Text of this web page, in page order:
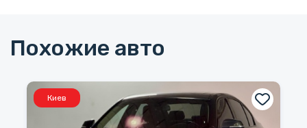
Похожие авто
Киев